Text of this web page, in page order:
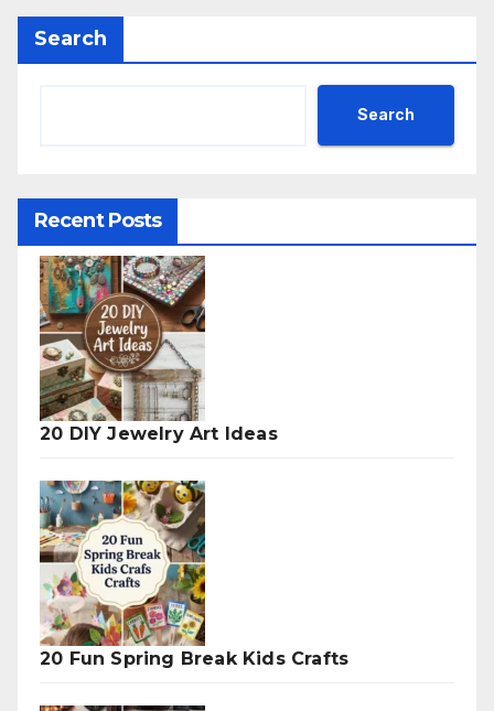
Search
Search
Recent Posts
20 DIY Jewelry Art Ideas
20 Fun Spring Break Kids Crafts